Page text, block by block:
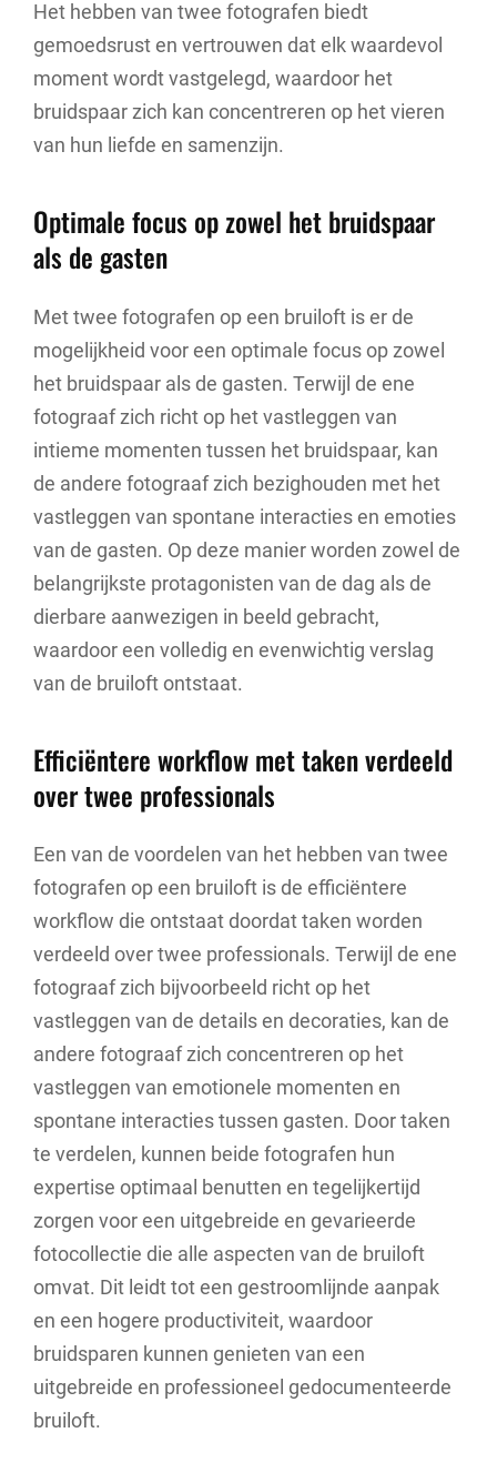
Het hebben van twee fotografen biedt
gemoedsrust en vertrouwen dat elk waardevol
moment wordt vastgelegd, waardoor het
bruidspaar zich kan concentreren op het vieren
van hun liefde en samenzijn.
Optimale focus op zowel het bruidspaar
als de gasten
Met twee fotografen op een bruiloft is er de
mogelijkheid voor een optimale focus op zowel
het bruidspaar als de gasten. Terwijl de ene
fotograaf zich richt op het vastleggen van
intieme momenten tussen het bruidspaar, kan
de andere fotograaf zich bezighouden met het
vastleggen van spontane interacties en emoties
van de gasten. Op deze manier worden zowel de
belangrijkste protagonisten van de dag als de
dierbare aanwezigen in beeld gebracht,
waardoor een volledig en evenwichtig verslag
van de bruiloft ontstaat.
Efficiëntere workflow met taken verdeeld
over twee professionals
Een van de voordelen van het hebben van twee
fotografen op een bruiloft is de efficiëntere
workflow die ontstaat doordat taken worden
verdeeld over twee professionals. Terwijl de ene
fotograaf zich bijvoorbeeld richt op het
vastleggen van de details en decoraties, kan de
andere fotograaf zich concentreren op het
vastleggen van emotionele momenten en
spontane interacties tussen gasten. Door taken
te verdelen, kunnen beide fotografen hun
expertise optimaal benutten en tegelijkertijd
zorgen voor een uitgebreide en gevarieerde
fotocollectie die alle aspecten van de bruiloft
omvat. Dit leidt tot een gestroomlijnde aanpak
en een hogere productiviteit, waardoor
bruidsparen kunnen genieten van een
uitgebreide en professioneel gedocumenteerde
bruiloft.